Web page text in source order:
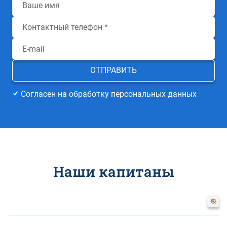
Согласен на обработку персональных данных
Наши капитаны